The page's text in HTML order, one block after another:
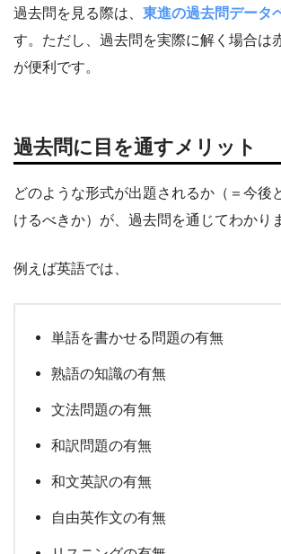
過去問を見る際は、 東進の過去問データ
す。ただし、過去問を実際に解く場合は
が便利です。
過去問に目を通すメリット
どのような形式が出題されるか（＝今後
けるべきか）が、過去問を通じてわかり
例えば英語では、
単語を書かせる問題の有無
熟語の知識の有無
文法問題の有無
和訳問題の有無
和文英訳の有無
自由英作文の有無